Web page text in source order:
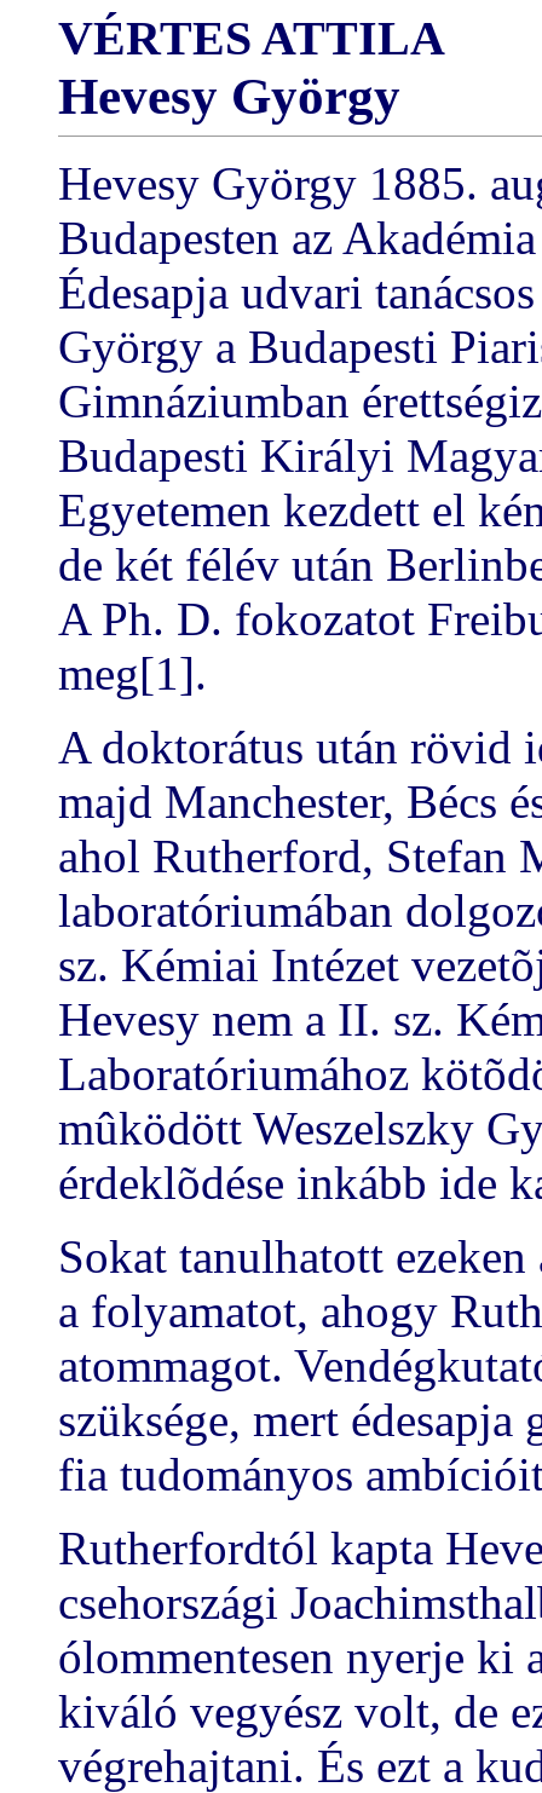
VÉRTES ATTILA
Hevesy György
Hevesy György 1885.
Budapesten az
Édesapja udvari
György a Budapesti
Gimnáziumban
Budapesti Királyi
Egyetemen kezdett el
de két félév után
A Ph. D. fokozatot
meg[1].
A doktorátus után rövid
majd Manchester, Bécs
ahol Rutherford, Stefan
laboratóriumában
sz. Kémiai Intézet
Hevesy nem a II. sz.
Laboratóriumához
mûködött Weszelszky
érdeklõdése inkább ide
Sokat tanulhatott
a folyamatot, ahogy
atommagot.
szüksége, mert édesapja
fia tudományos
Rutherfordtól kapta
csehországi
ólommentesen nyerje ki
kiváló vegyész volt, de
végrehajtani. És ezt a